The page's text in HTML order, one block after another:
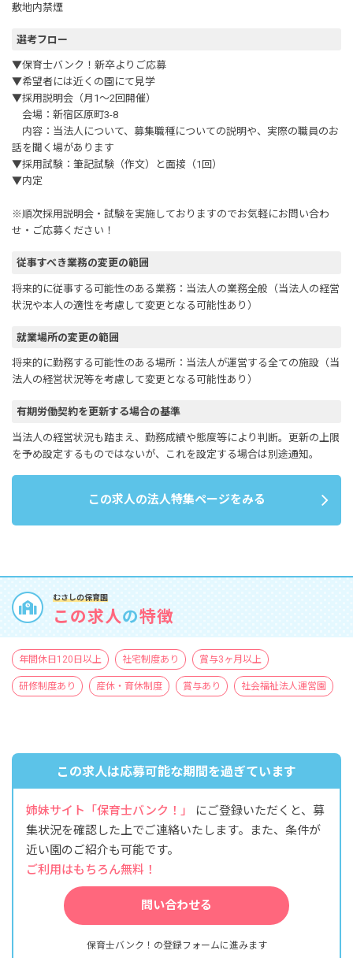
敷地内禁煙
選考フロー
▼保育士バンク！新卒よりご応募
▼希望者には近くの園にて見学
▼採用説明会（月1～2回開催）
会場：新宿区原町3-8
内容：当法人について、募集職種についての説明や、実際の職員のお
話を聞く場があります
▼採用試験：筆記試験（作文）と面接（1回）
▼内定
※順次採用説明会・試験を実施しておりますのでお気軽にお問い合わ
せ・ご応募ください！
従事すべき業務の変更の範囲
将来的に従事する可能性のある業務：当法人の業務全般（当法人の経営
状況や本人の適性を考慮して変更となる可能性あり）
就業場所の変更の範囲
将来的に勤務する可能性のある場所：当法人が運営する全ての施設（当
法人の経営状況等を考慮して変更となる可能性あり）
有期労働契約を更新する場合の基準
当法人の経営状況も踏まえ、勤務成績や態度等により判断。更新の上限
を予め設定するものではないが、これを設定する場合は別途通知。
この求人の法人特集ページをみる
むさしの保育園
この求人の特徴
年間休日120日以上 社宅制度あり 賞与3ヶ月以上
研修制度あり 産休・育休制度 賞与あり 社会福祉法人運営園
この求人は応募可能な期間を過ぎています
姉妹サイト「保育士バンク！」
にご登録いただくと、募
集状況を確認した上でご連絡いたします。また、条件が
近い園のご紹介も可能です。
ご利用はもちろん無料！
問い合わせる
保育士バンク！の登録フォームに進みます